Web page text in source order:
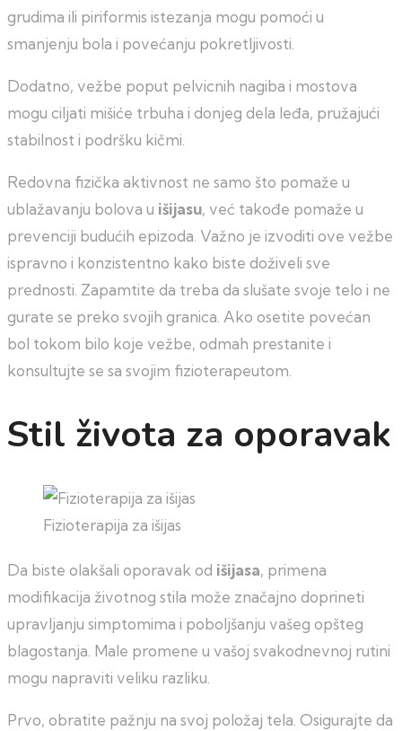
grudima ili piriformis istezanja mogu pomoći u
smanjenju bola i povećanju pokretljivosti.
Dodatno, vežbe poput pelvicnih nagiba i mostova
mogu ciljati mišiće trbuha i donjeg dela leđa, pružajući
stabilnost i podršku kičmi.
Redovna fizička aktivnost ne samo što pomaže u
ublažavanju bolova u išijasu, već takođe pomaže u
prevenciji budućih epizoda. Važno je izvoditi ove vežbe
ispravno i konzistentno kako biste doživeli sve
prednosti. Zapamtite da treba da slušate svoje telo i ne
gurate se preko svojih granica. Ako osetite povećan
bol tokom bilo koje vežbe, odmah prestanite i
konsultujte se sa svojim fizioterapeutom.
Stil života za oporavak
Fizioterapija za išijas
Da biste olakšali oporavak od išijasa, primena
modifikacija životnog stila može značajno doprineti
upravljanju simptomima i poboljšanju vašeg opšteg
blagostanja. Male promene u vašoj svakodnevnoj rutini
mogu napraviti veliku razliku.
Prvo, obratite pažnju na svoj položaj tela. Osigurajte da